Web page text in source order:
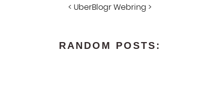
< UberBlogr Webring >
RANDOM POSTS: